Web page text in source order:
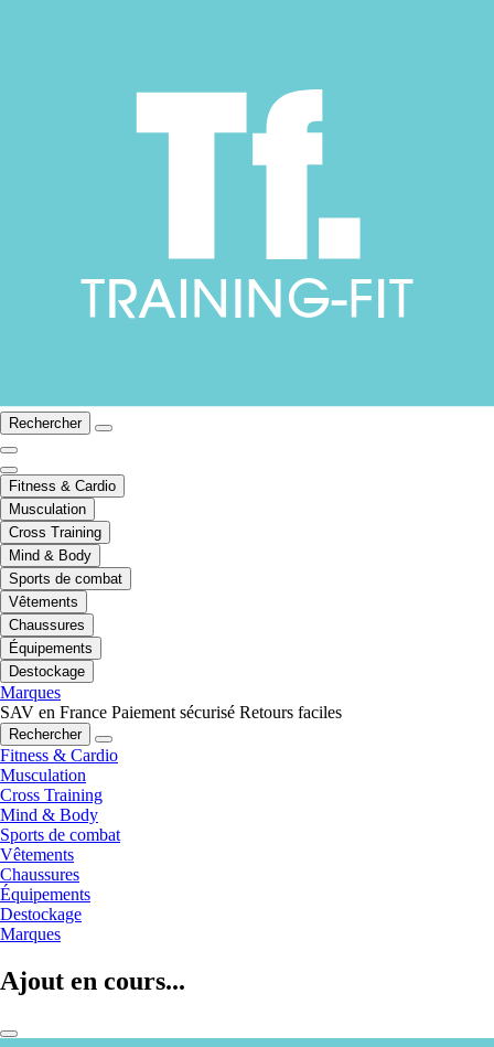
Rechercher
Fitness & Cardio
Musculation
Cross Training
Mind & Body
Sports de combat
Vêtements
Chaussures
Équipements
Destockage
Marques
SAV en France Paiement sécurisé Retours faciles
Rechercher
Fitness & Cardio
Musculation
Cross Training
Mind & Body
Sports de combat
Vêtements
Chaussures
Équipements
Destockage
Marques
Ajout en cours...